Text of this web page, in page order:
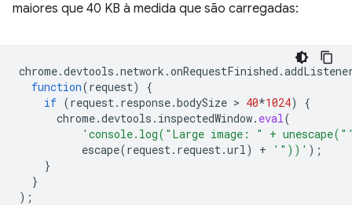
maiores que 40 KB à medida que são carregadas:
chrome.devtools .network .onRequestFinished .
function(request)
{
if (request. response.bodySize > 40*1024)
{
chrome.devtools . inspectedWindow. eval(
'console.log("Large image: " +
escape(request. request.url) + '"))' );
}
}
);